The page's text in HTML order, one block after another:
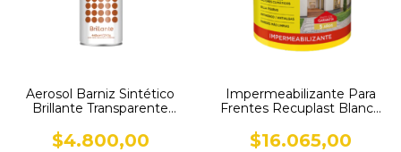
Aerosol Barniz Sintético
Brillante Transparente
$4.800,00
Impermeabilizante Para
Frentes Recuplast Blanco
$16.065,00